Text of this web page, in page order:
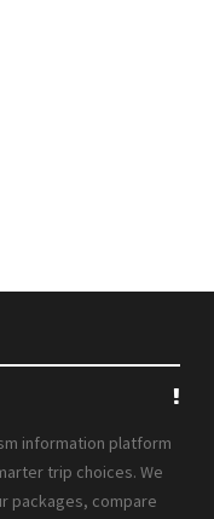
information platform
trip choices. We
packages, compare